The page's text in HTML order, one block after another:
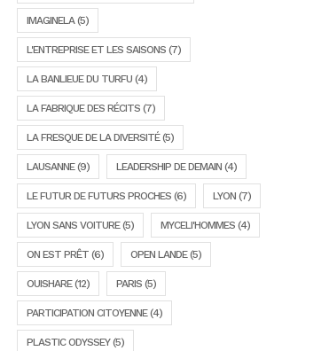
IMAGINELA(5)
L'ENTREPRISE ET LES SAISONS (7)
LA BANLIEUE DU TURFU (4)
LA FABRIQUE DES RÉCITS (7)
LA FRESQUE DE LA DIVERSITÉ(5)
LAUSANNE(9) LEADERSHIP DE DEMAIN (4)
LE FUTUR DE FUTURS PROCHES (6) LYON (7)
LYON SANS VOITURE(5) MYCELI'HOMMES (4)
ON EST PRÊT (6) OPEN LANDE(5)
OUISHARE(12) PARIS (5)
PARTICIPATION CITOYENNE(4)
PLASTIC ODYSSEY(5)